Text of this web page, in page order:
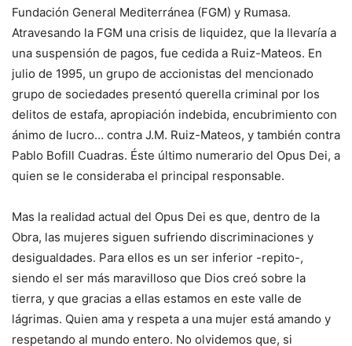
Fundación General Mediterránea (FGM) y Rumasa.
Atravesando la FGM una crisis de liquidez, que la llevaría a
una suspensión de pagos, fue cedida a Ruiz-Mateos. En
julio de 1995, un grupo de accionistas del mencionado
grupo de sociedades presentó querella criminal por los
delitos de estafa, apropiación indebida, encubrimiento con
ánimo de lucro… contra J.M. Ruiz-Mateos, y también contra
Pablo Bofill Cuadras. Éste último numerario del Opus Dei, a
quien se le consideraba el principal responsable.
Mas la realidad actual del Opus Dei es que, dentro de la
Obra, las mujeres siguen sufriendo discriminaciones y
desigualdades. Para ellos es un ser inferior -repito-,
siendo el ser más maravilloso que Dios creó sobre la
tierra, y que gracias a ellas estamos en este valle de
lágrimas. Quien ama y respeta a una mujer está amando y
respetando al mundo entero. No olvidemos que, si